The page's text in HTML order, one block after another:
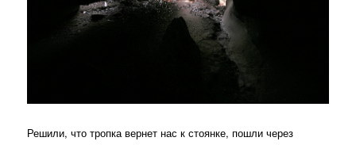
Решили, что тропка вернет нас к стоянке, пошли через